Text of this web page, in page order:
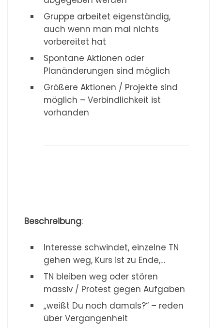
Gruppe arbeitet eigenständig,
auch wenn man mal nichts
vorbereitet hat
Spontane Aktionen oder
Planänderungen sind möglich
Größere Aktionen / Projekte sind
möglich – Verbindlichkeit ist
vorhanden
Beschreibung:
Interesse schwindet, einzelne TN
gehen weg, Kurs ist zu Ende,…
TN bleiben weg oder stören
massiv / Protest gegen Aufgaben
„weißt Du noch damals?“ – reden
über Vergangenheit